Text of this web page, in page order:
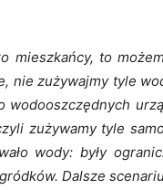
mieszkańcy, to
nie zużywajmy tyle
wodooszczędnych
zużywamy tyle
wody: były
Dalsze